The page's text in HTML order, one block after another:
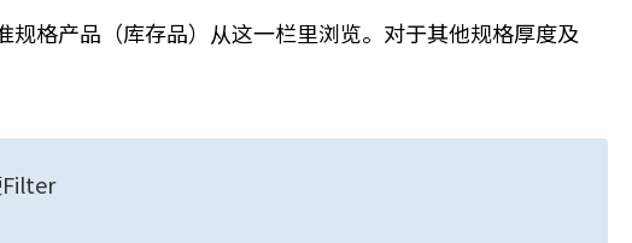
格产品（库存品）从这一栏里浏览。对于其他规格厚度及